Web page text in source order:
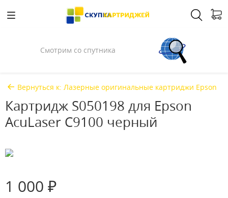
Смотрим со спутника
Вернуться к: Лазерные оригинальные картриджи Epson
Картридж S050198 для Epson
AcuLaser C9100 черный
1 000 ₽